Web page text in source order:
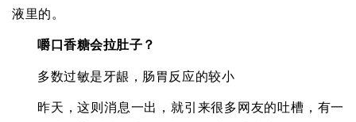
液里的。
嚼口香糖会拉肚子？
多数过敏是牙龈，肠胃反应的较小
昨天，这则消息一出，就引来很多网友的吐槽，有一